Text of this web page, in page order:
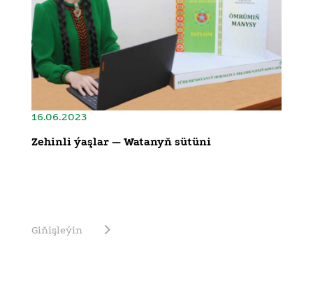
16.06.2023
Zehinli ýaşlar — Watanyň sütüni
Giňişleýin